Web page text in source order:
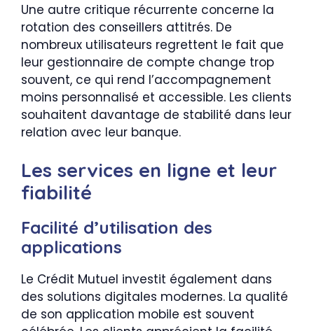
Une autre critique récurrente concerne la
rotation des conseillers attitrés. De
nombreux utilisateurs regrettent le fait que
leur gestionnaire de compte change trop
souvent, ce qui rend l’accompagnement
moins personnalisé et accessible. Les clients
souhaitent davantage de stabilité dans leur
relation avec leur banque.
Les services en ligne et leur
fiabilité
Facilité d’utilisation des
applications
Le Crédit Mutuel investit également dans
des solutions digitales modernes. La qualité
de son application mobile est souvent